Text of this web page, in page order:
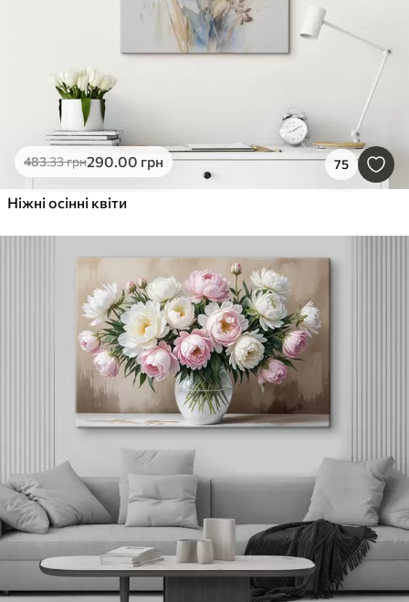
483.33грн290.00 грн 75
Ніжні осінні квіти